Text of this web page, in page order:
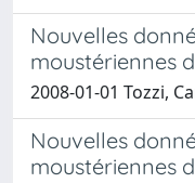
Nouvelles
moustériennes
2008-01-01 Tozzi,
Nouvelles
moustériennes